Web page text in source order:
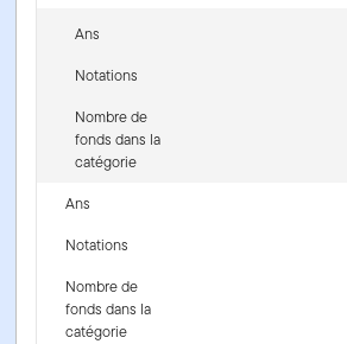
Ans
Notations
Nombre de
fonds dans la
catégorie
Ans
Notations
Nombre de
fonds dans la
catégorie